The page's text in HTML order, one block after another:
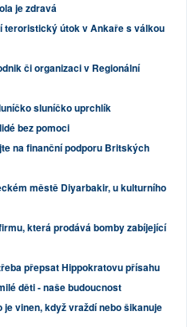
je zdravá
teroristický útok v Ankaře s válkou
či organizaci v Regionální
sluníčko uprchlík
bez pomoci
na finanční podporu Britských
městě Diyarbakir, u kulturního
která prodává bomby zabíjející
přepsat Hippokratovu přísahu
děti - naše budoucnost
je vinen, když vraždí nebo šikanuje